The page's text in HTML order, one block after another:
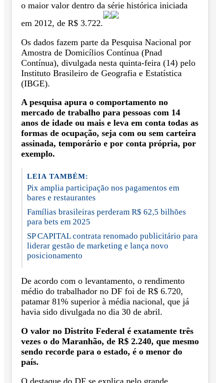
o maior valor dentro da série histórica iniciada
em 2012, de R$ 3.722.
Os dados fazem parte da Pesquisa Nacional por
Amostra de Domicílios Contínua (Pnad
Contínua), divulgada nesta quinta-feira (14) pelo
Instituto Brasileiro de Geografia e Estatística
(IBGE).
A pesquisa apura o comportamento no
mercado de trabalho para pessoas com 14
anos de idade ou mais e leva em conta todas as
formas de ocupação, seja com ou sem carteira
assinada, temporário e por conta própria, por
exemplo.
LEIA TAMBÉM:
Pix amplia participação nos pagamentos em
bares e restaurantes
Famílias brasileiras perderam R$ 62,5 bilhões
para bets em 2025
SP CAPITAL contrata renomado publicitário para
liderar gestão de marketing e lança novo
posicionamento
De acordo com o levantamento, o rendimento
médio do trabalhador no DF foi de R$ 6.720,
patamar 81% superior à média nacional, que já
havia sido divulgada no dia 30 de abril.
O valor no Distrito Federal é exatamente três
vezes o do Maranhão, de R$ 2.240, que mesmo
sendo recorde para o estado, é o menor do
país.
O destaque do DF se explica pelo grande